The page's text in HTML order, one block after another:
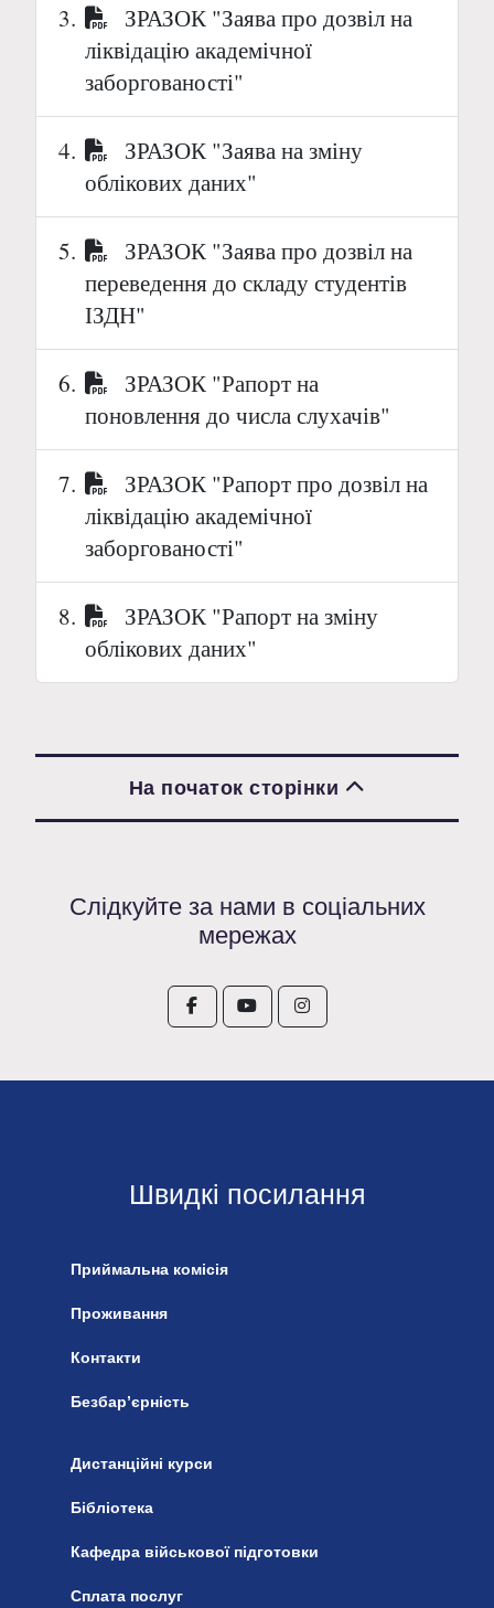
ЗРАЗОК "Заява про дозвіл на
ліквідацію академічної
заборгованості"
ЗРАЗОК "Заява на зміну
облікових даних"
ЗРАЗОК "Заява про дозвіл на
переведення до складу студентів
ІЗДН"
ЗРАЗОК "Рапорт на
поновлення до числа слухачів"
ЗРАЗОК "Рапорт про дозвіл на
ліквідацію академічної
заборгованості"
ЗРАЗОК "Рапорт на зміну
облікових даних"
На початок сторінки
Слідкуйте за нами в соціальних
мережах
Швидкі посилання
Приймальна комісія
Проживання
Контакти
Безбар’єрність
Дистанційні курси
Бібліотека
Кафедра військової підготовки
Сплата послуг